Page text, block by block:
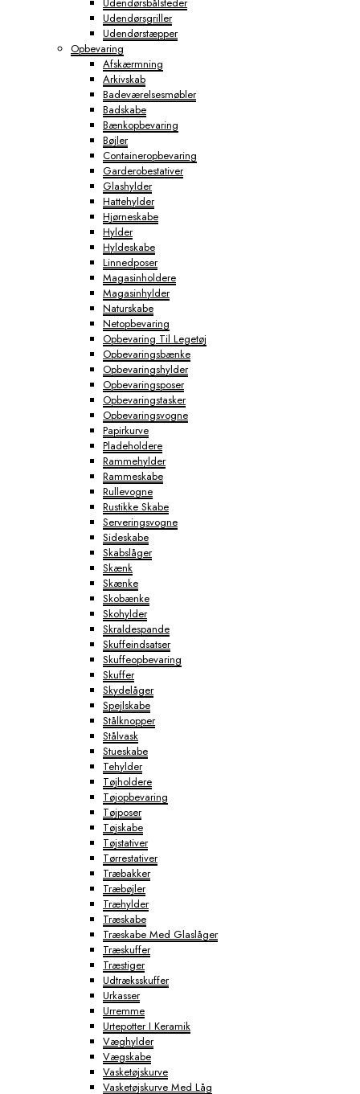
Udendørsgriller
Udendørstæpper
Opbevaring
Afskærmning
Arkivskab
Badeværelsesmøbler
Badskabe
Bænkopbevaring
Bøjler
Containeropbevaring
Garderobestativer
Glashylder
Hattehylder
Hjørneskabe
Hylder
Hyldeskabe
Linnedposer
Magasinholdere
Magasinhylder
Naturskabe
Netopbevaring
Opbevaring Til Legetøj
Opbevaringsbænke
Opbevaringshylder
Opbevaringsposer
Opbevaringstasker
Opbevaringsvogne
Papirkurve
Pladeholdere
Rammehylder
Rammeskabe
Rullevogne
Rustikke Skabe
Serveringsvogne
Sideskabe
Skabslåger
Skænk
Skænke
Skobænke
Skohylder
Skraldespande
Skuffeindsatser
Skuffeopbevaring
Skuffer
Skydelåger
Spejlskabe
Stålknopper
Stålvask
Stueskabe
Tehylder
Tøjholdere
Tøjopbevaring
Tøjposer
Tøjskabe
Tøjstativer
Tørrestativer
Træbakker
Træbøjler
Træhylder
Træskabe
Træskabe Med Glaslåger
Træskuffer
Træstiger
Udtræksskuffer
Urkasser
Urremme
Urtepotter I Keramik
Væghylder
Vægskabe
Vasketøjskurve
Vasketøjskurve Med Låg